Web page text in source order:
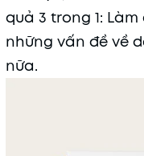
quả 3 trong 1:
những vấn đề về
nữa.